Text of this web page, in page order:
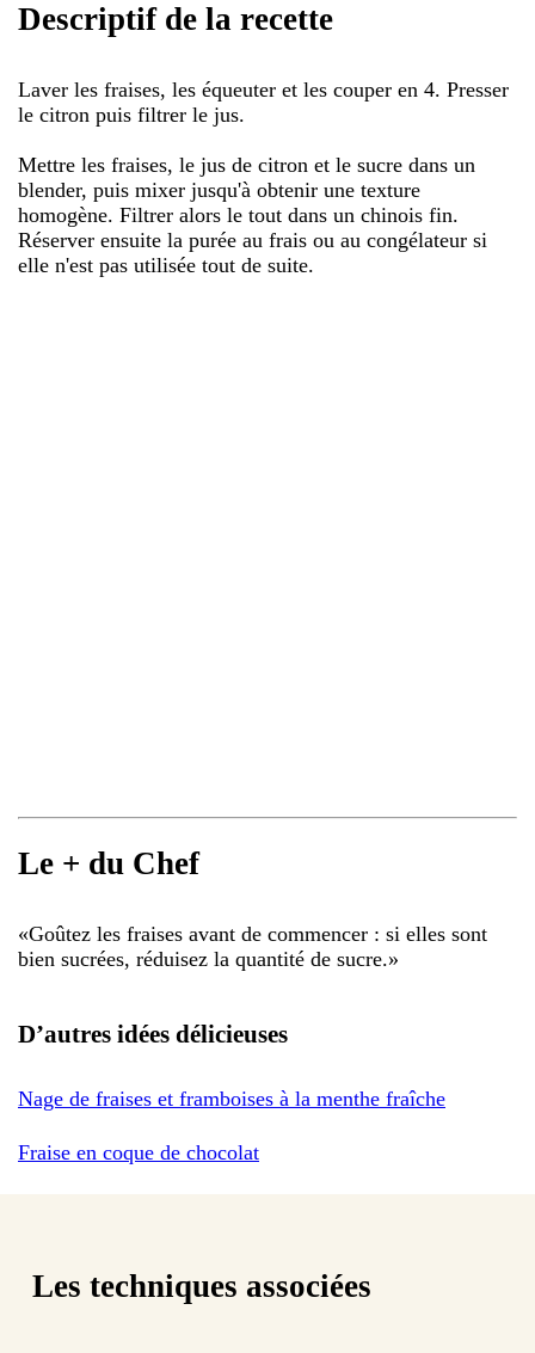
Descriptif de la recette
Laver les fraises, les équeuter et les couper en 4. Presser
le citron puis filtrer le jus.
Mettre les fraises, le jus de citron et le sucre dans un
blender, puis mixer jusqu'à obtenir une texture
homogène. Filtrer alors le tout dans un chinois fin.
Réserver ensuite la purée au frais ou au congélateur si
elle n'est pas utilisée tout de suite.
Le + du Chef
«Goûtez les fraises avant de commencer : si elles sont
bien sucrées, réduisez la quantité de sucre.»
D’autres idées délicieuses
Nage de fraises et framboises à la menthe fraîche
Fraise en coque de chocolat
Les techniques associées